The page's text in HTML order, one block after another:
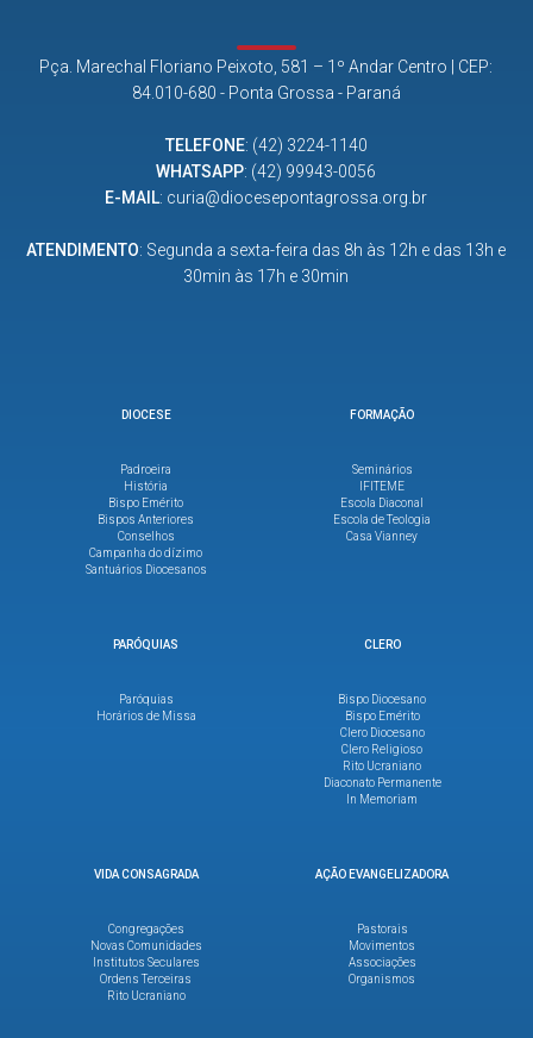
Pça. Marechal Floriano Peixoto, 581 – 1º Andar Centro | CEP:
84.010-680 - Ponta Grossa - Paraná
TELEFONE: (42) 3224-1140
WHATSAPP: (42) 99943-0056
E-MAIL: curia@diocesepontagrossa.org.br
ATENDIMENTO: Segunda a sexta-feira das 8h às 12h e das 13h e
30min às 17h e 30min
DIOCESE
Padroeira
História
Bispo Emérito
Bispos Anteriores
Conselhos
Campanha do dízimo
Santuários Diocesanos
FORMAÇÃO
Seminários
IFITEME
Escola Diaconal
Escola de Teologia
Casa Vianney
PARÓQUIAS
Paróquias
Horários de Missa
CLERO
Bispo Diocesano
Bispo Emérito
Clero Diocesano
Clero Religioso
Rito Ucraniano
Diaconato Permanente
In Memoriam
VIDA CONSAGRADA
Congregações
Novas Comunidades
Institutos Seculares
Ordens Terceiras
Rito Ucraniano
AÇÃO EVANGELIZADORA
Pastorais
Movimentos
Associações
Organismos